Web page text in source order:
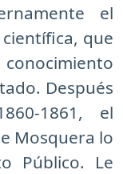
el
que
Después
1861, el
Mosquera lo
Público. Le